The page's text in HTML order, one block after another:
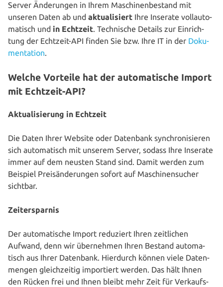
Server Ände­run­gen in Ihrem Maschi­nen­be­stand mit
unseren Daten ab und aktua­li­siert Ihre Inserate voll­au­to­
ma­tisch und in Echtzeit. Tech­ni­sche Details zur Ein­rich­
tung der Echtzeit-API finden Sie bzw. Ihre IT in der Doku­
men­ta­ti­on.
Welche Vorteile hat der automatische Import
mit Echtzeit-API?
Aktua­li­sie­rung in Echtzeit
Die Daten Ihrer Website oder Datenbank syn­chro­ni­sie­ren
sich auto­ma­tisch mit unserem Server, sodass Ihre Inserate
immer auf dem neusten Stand sind. Damit werden zum
Beispiel Preis­än­de­run­gen sofort auf Maschinen­sucher
sichtbar.
Zeit­er­spar­nis
Der auto­ma­ti­sche Import reduziert Ihren zeit­li­chen
Aufwand, denn wir über­neh­men Ihren Bestand auto­ma­
tisch aus Ihrer Datenbank. Hierdurch können viele Daten­
men­gen gleich­zei­tig impor­tiert werden. Das hält Ihnen
den Rücken frei und Ihnen bleibt mehr Zeit für Ver­kaufs­